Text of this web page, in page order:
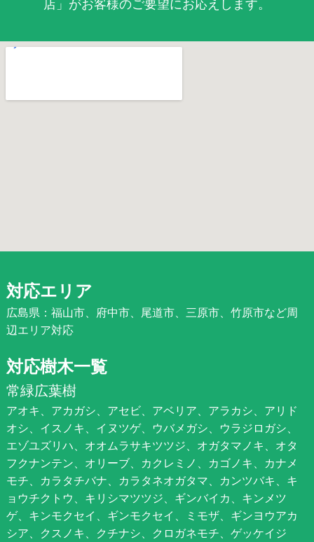
店」がお客様のご要望にお応えします。
対応エリア
広島県：福山市、府中市、尾道市、三原市、竹原市など周
辺エリア対応
対応樹木一覧
常緑広葉樹
アオキ、アカガシ、アセビ、アベリア、アラカシ、アリド
オシ、イスノキ、イヌツゲ、ウバメガシ、ウラジロガシ、
エゾユズリハ、オオムラサキツツジ、オガタマノキ、オタ
フクナンテン、オリーブ、カクレミノ、カゴノキ、カナメ
モチ、カラタチバナ、カラタネオガタマ、カンツバキ、キ
ョウチクトウ、キリシマツツジ、ギンバイカ、キンメツ
ゲ、キンモクセイ、ギンモクセイ、ミモザ、ギンヨウアカ
シア、クスノキ、クチナシ、クロガネモチ、ゲッケイジ